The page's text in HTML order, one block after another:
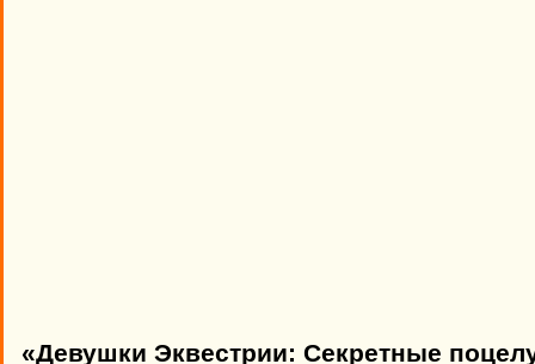
«Девушки Эквестрии: Секретные